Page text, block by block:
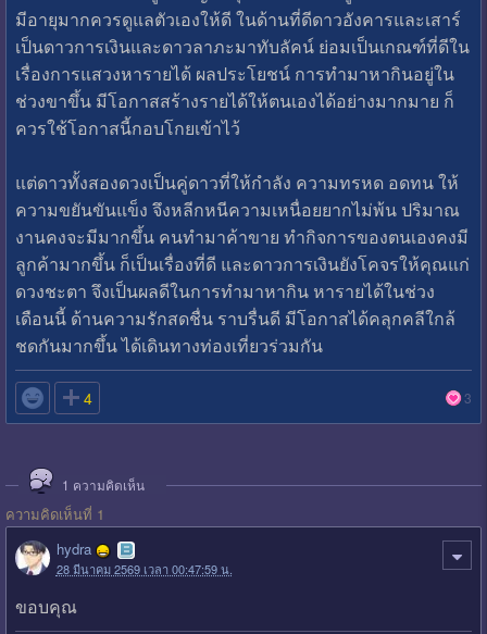
มีอายุมากควรดูแลตัวเองให้ดี ในด้านที่ดีดาวอังคารและเสาร์
เป็นดาวการเงินและดาวลาภะมาทับลัคน์ ย่อมเป็นเกณฑ์ที่ดีใน
เรื่องการแสวงหารายได้ ผลประโยชน์ การทำมาหากินอยู่ใน
ช่วงขาขึ้น มีโอกาสสร้างรายได้ให้ตนเองได้อย่างมากมาย ก็
ควรใช้โอกาสนี้กอบโกยเข้าไว้
แต่ดาวทั้งสองดวงเป็นคู่ดาวที่ให้กำลัง ความทรหด อดทน ให้
ความขยันขันแข็ง จึงหลีกหนีความเหนื่อยยากไม่พ้น ปริมาณ
งานคงจะมีมากขึ้น คนทำมาค้าขาย ทำกิจการของตนเองคงมี
ลูกค้ามากขึ้น ก็เป็นเรื่องที่ดี และดาวการเงินยังโคจรให้คุณแก่
ดวงชะตา จึงเป็นผลดีในการทำมาหากิน หารายได้ในช่วง
เดือนนี้ ด้านความรักสดชื่น ราบรื่นดี มีโอกาสได้คลุกคลีใกล้
ชดกันมากขึ้น ได้เดินทางท่องเที่ยวร่วมกัน
 4 3
1 ความคิดเห็น
ความคิดเห็นที่ 1
hydra
28 มีนาคม 2569 เวลา 00:47:59 น.
ขอบคุณ